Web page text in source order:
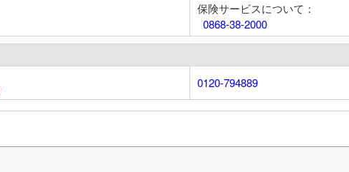
保険サービスについて：
0868-38-2000
0120-794889